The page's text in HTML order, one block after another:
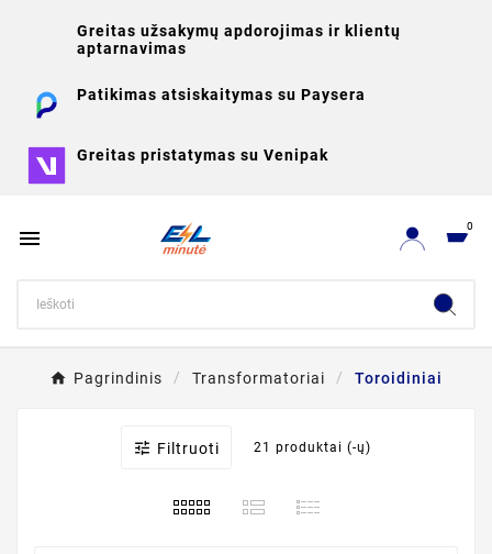
Greitas užsakymų apdorojimas ir klientų
aptarnavimas
Patikimas atsiskaitymas su Paysera
Greitas pristatymas su Venipak
 0
Pagrindinis Transformatoriai Toroidiniai
 Filtruoti 21 produktai (-ų)